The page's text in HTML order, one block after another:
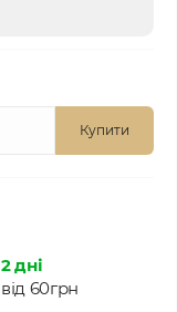
Купити
2 дні
від 60грн